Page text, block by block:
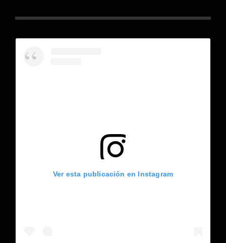
Ver esta publicación en Instagram